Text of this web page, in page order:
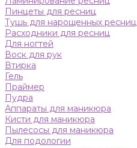
Пинцеты для ресниц
Тушь для нарощенных ресниц
Расходники для ресниц
Для ногтей
Воск для рук
Втирка
Гель
Праймер
Пудра
Аппараты для маникюра
Кисти для маникюра
Пылесосы для маникюра
Для подологии